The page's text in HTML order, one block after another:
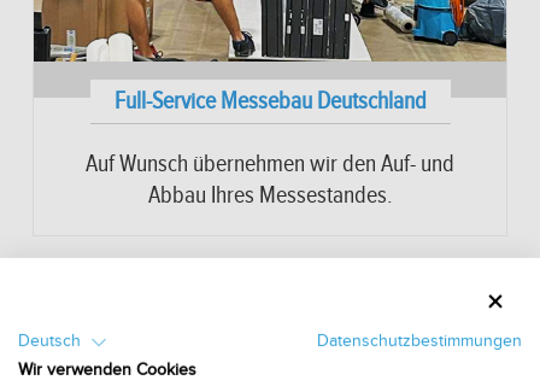
Full-Service Messebau Deutschland
Auf Wunsch übernehmen wir den Auf- und
Abbau Ihres Messestandes.
Und was jetzt?
Kostenloses 3D Standdesign anfordern
Deutsch
Datenschutzbestimmungen
Wir verwenden Cookies